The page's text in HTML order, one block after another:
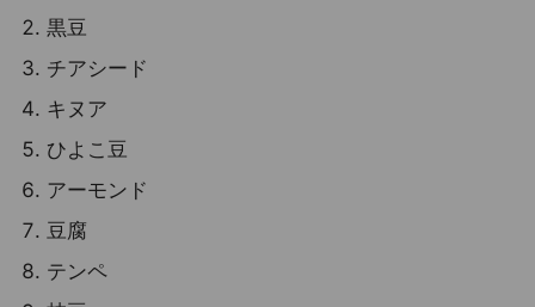
黒豆
チアシード
キヌア
ひよこ豆
アーモンド
豆腐
テンペ